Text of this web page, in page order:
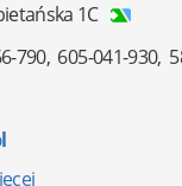
1C
790 605-041-930